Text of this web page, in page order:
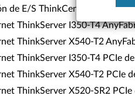
de E/S ThinkCentre Tiny
ThinkServer I350-T4
ThinkServer X540-T2
ThinkServer I350-T4 PCIe
ThinkServer X540-T2 PCIe
ThinkServer X520-SR2